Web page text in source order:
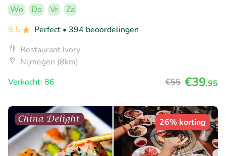
Wo Do Vr
Za
9.5
Perfect • 394 beoordelingen
Restaurant Ivory
Nijmegen (8km)
Verkocht: 86
€55 €39,95
26% korting